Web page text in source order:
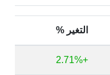
التغير %
+2.71%